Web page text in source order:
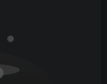
也已推出，其中包括
的加的斯市，是一家